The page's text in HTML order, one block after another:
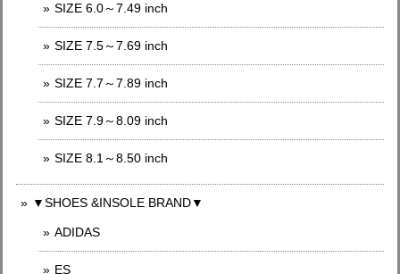
SIZE 6.0～7.49 inch
SIZE 7.5～7.69 inch
SIZE 7.7～7.89 inch
SIZE 7.9～8.09 inch
SIZE 8.1～8.50 inch
▼SHOES &INSOLE BRAND▼
ADIDAS
ES